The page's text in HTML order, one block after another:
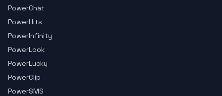
PowerChat
PowerHits
PowerInfinity
PowerLook
PowerLucky
PowerClip
PowerSMS